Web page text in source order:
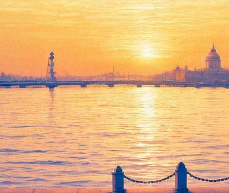
Big Love Show: звезды
российской поп-музыки, а
также группа Blue (Англия)
13 февраля 2013, среда,19.00